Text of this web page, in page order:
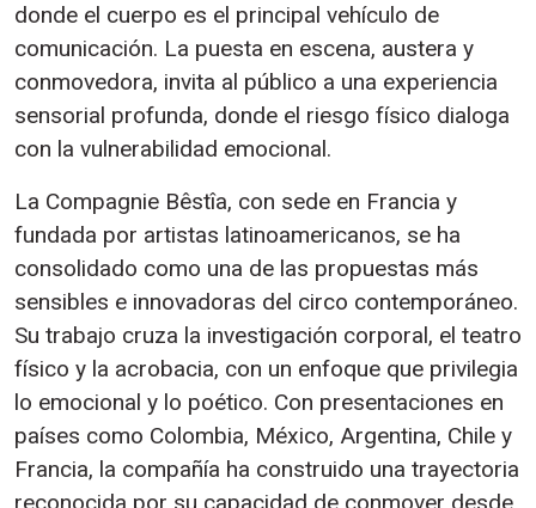
donde el cuerpo es el principal vehículo de
comunicación. La puesta en escena, austera y
conmovedora, invita al público a una experiencia
sensorial profunda, donde el riesgo físico dialoga
con la vulnerabilidad emocional.
La Compagnie Bêstîa, con sede en Francia y
fundada por artistas latinoamericanos, se ha
consolidado como una de las propuestas más
sensibles e innovadoras del circo contemporáneo.
Su trabajo cruza la investigación corporal, el teatro
físico y la acrobacia, con un enfoque que privilegia
lo emocional y lo poético. Con presentaciones en
países como Colombia, México, Argentina, Chile y
Francia, la compañía ha construido una trayectoria